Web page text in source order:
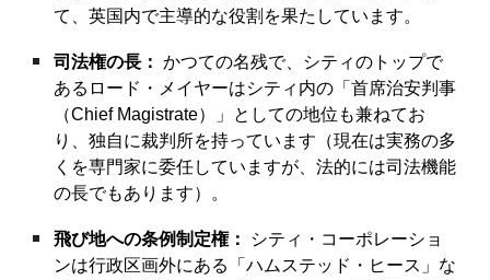
て、英国内で主導的な役割を果たしています。
司法権の長： かつての名残で、シティのトップで
あるロード・メイヤーはシティ内の「首席治安判事
（Chief Magistrate）」としての地位も兼ねてお
り、独自に裁判所を持っています（現在は実務の多
くを専門家に委任していますが、法的には司法機能
の長でもあります）。
飛び地への条例制定権：
シティ・コーポレーショ
ンは行政区画外にある「ハムステッド・ヒース」な